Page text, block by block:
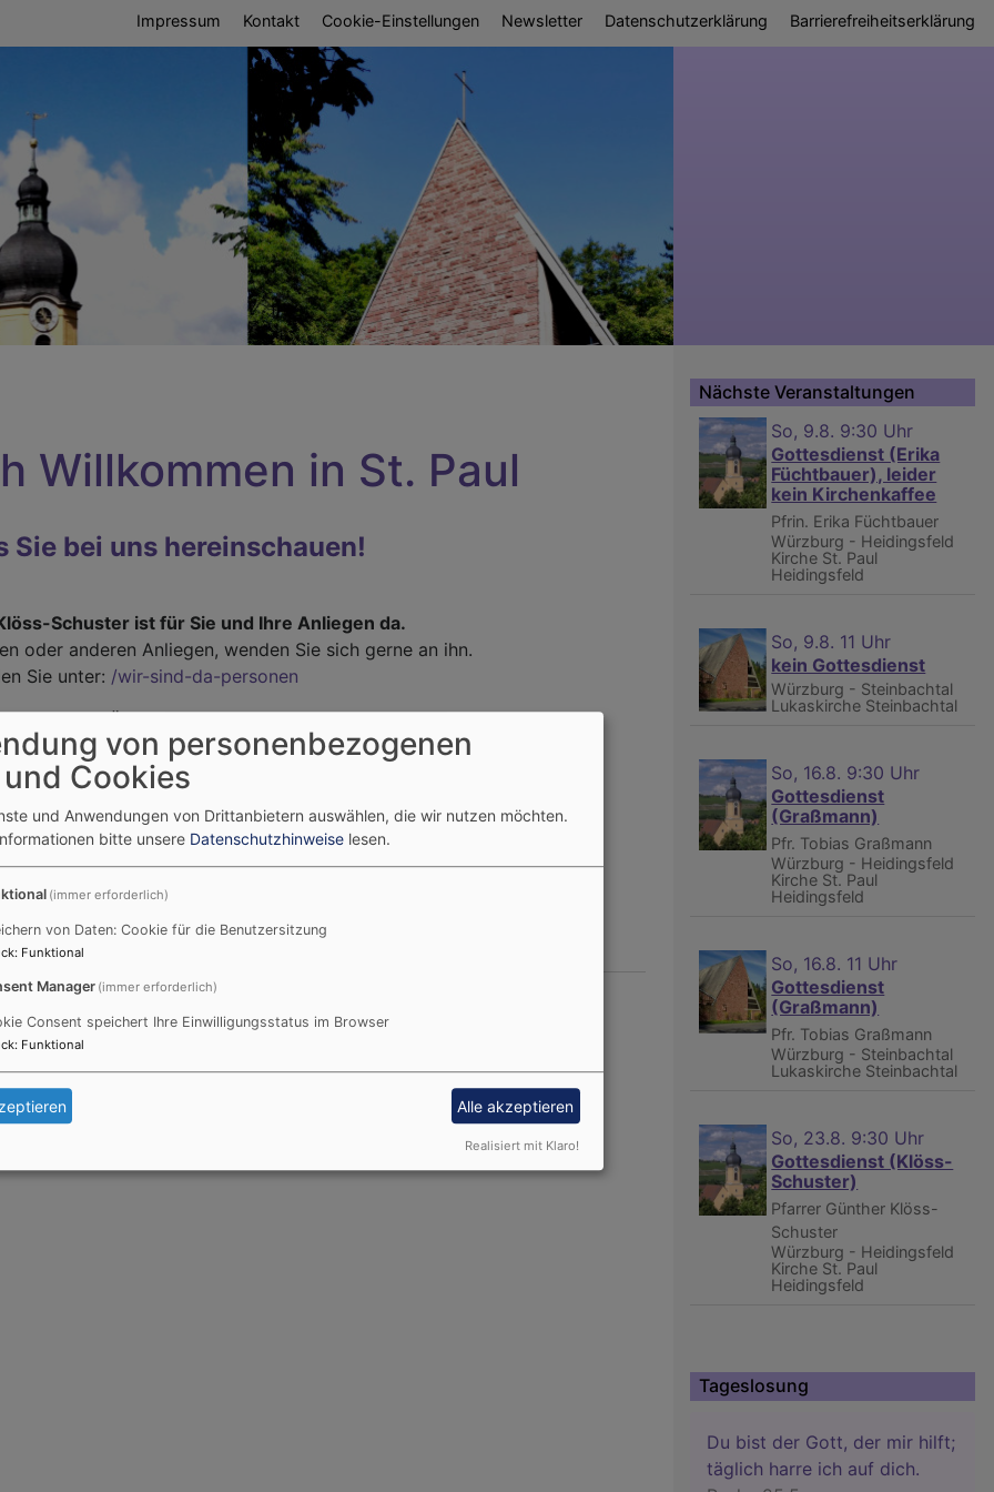
Fußbereichsmenü
Impressum Kontakt Cookie-Einstellungen Newsletter Datenschutzerklärung Barrierefreiheitserklärung
Willkommen in St. Paul
Sie bei uns hereinschauen!
Schuster ist für Sie und Ihre Anliegen da.
oder anderen Anliegen, wenden Sie sich gerne an ihn.
Sie unter: /wir-sind-da-personen
folgenden Öffnungszeiten erreichbar:
- 12:00 Uhr
- 12:00 Uhr
- 11.30 Uhr
979 83
Würzburg
Inhalt für die Startseite erstellt.
Nächste Veranstaltungen
So, 9.8. 9:30 Uhr
Gottesdienst (Erika
Füchtbauer), leider
kein Kirchenkaffee
Pfrin. Erika Füchtbauer
Würzburg - Heidingsfeld
Kirche St. Paul
Heidingsfeld
So, 9.8. 11 Uhr
kein Gottesdienst
Würzburg - Steinbachtal
Lukaskirche Steinbachtal
So, 16.8. 9:30 Uhr
Gottesdienst
(Graßmann)
Pfr. Tobias Graßmann
Würzburg - Heidingsfeld
Kirche St. Paul
Heidingsfeld
So, 16.8. 11 Uhr
Gottesdienst
(Graßmann)
Pfr. Tobias Graßmann
Würzburg - Steinbachtal
Lukaskirche Steinbachtal
So, 23.8. 9:30 Uhr
Gottesdienst (Klöss-
Schuster)
Pfarrer Günther Klöss-
Schuster
Würzburg - Heidingsfeld
Kirche St. Paul
Heidingsfeld
Tageslosung
Du bist der Gott, der mir hilft;
täglich harre ich auf dich.
von personenbezogenen
Cookies
und Anwendungen von Drittanbietern auswählen, die wir nutzen möchten.
bitte unsere Datenschutzhinweise lesen.
(immer erforderlich)
von Daten: Cookie für die Benutzersitzung
: Funktional
Manager (immer erforderlich)
Consent speichert Ihre Einwilligungsstatus im Browser
: Funktional
Alle akzeptieren
Realisiert mit Klaro!